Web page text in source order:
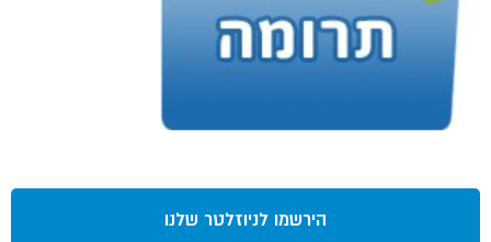
הירשמו לניוזלטר שלנו